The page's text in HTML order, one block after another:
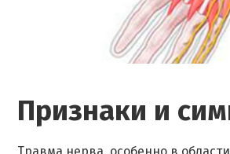
Признаки и
Травма нерва, особенно в